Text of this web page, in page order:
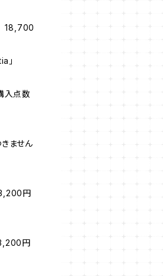
18,700
」
入点数
ません
円
円